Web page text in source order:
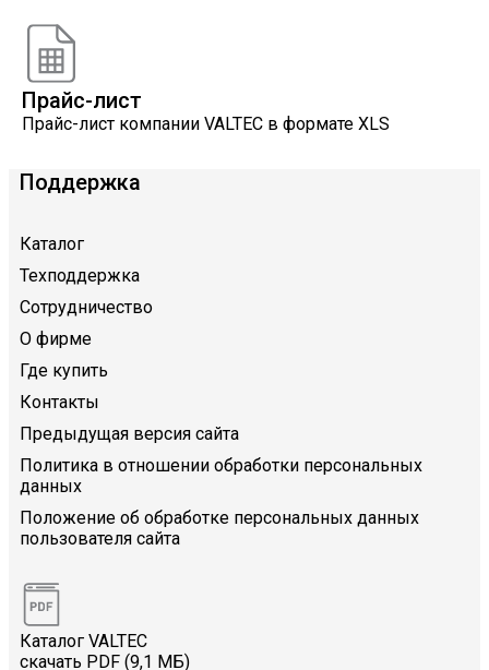
Прайс-лист
Прайс-лист компании VALTEC в формате XLS
Поддержка
Каталог
Техподдержка
Сотрудничество
О фирме
Где купить
Контакты
Предыдущая версия сайта
Политика в отношении обработки персональных
данных
Положение об обработке персональных данных
пользователя сайта
Каталог VALTEC
скачать PDF (9,1 МБ)